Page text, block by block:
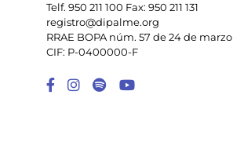
Telf. 950 211 100 Fax: 950 211 131
registro@dipalme.org
RRAE BOPA núm. 57 de 24 de
CIF: P-0400000-F
Enlace a Facebook
Enlace a
Enlace a
Enlace a